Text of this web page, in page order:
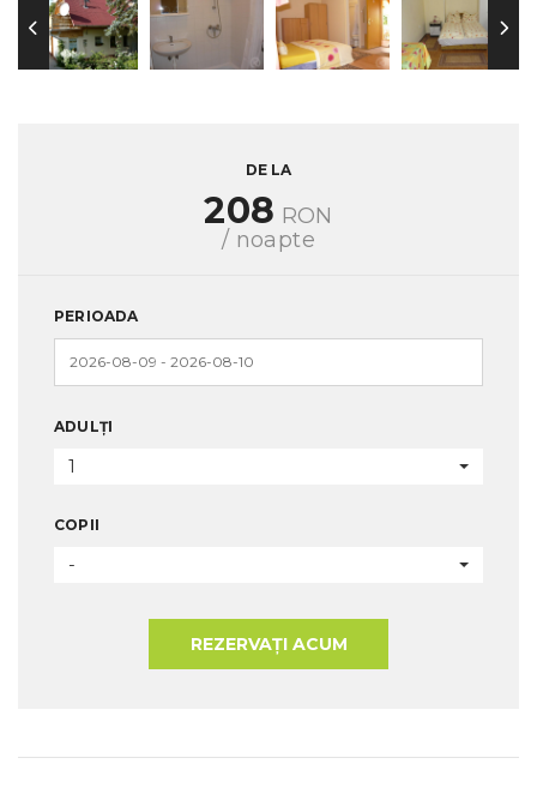
DE LA
208 RON
/ noapte
PERIOADA
ADULȚI
1
COPII
-
REZERVAȚI ACUM